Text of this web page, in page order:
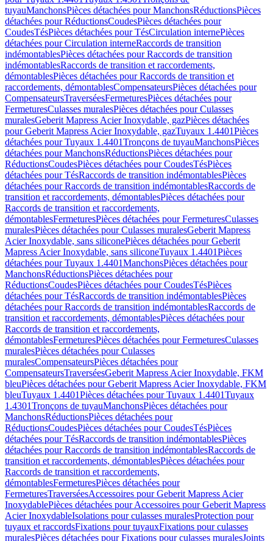
tuyauManchonsPièces détachées pour ManchonsRéductionsPièces
détachées pour RéductionsCoudesPièces détachées pour
CoudesTésPièces détachées pour TésCirculation internePièces
détachées pour Circulation interneRaccords de transition
indémontablesPièces détachées pour Raccords de transition
indémontablesRaccords de transition et raccordements,
démontablesPièces détachées pour Raccords de transition et
raccordements, démontablesCompensateursPièces détachées pour
CompensateursTraverséesFermeturesPièces détachées pour
FermeturesCulasses muralesPièces détachées pour Culasses
muralesGeberit Mapress Acier Inoxydable, gazPièces détachées
pour Geberit Mapress Acier Inoxydable, gazTuyaux 1.4401Pièces
détachées pour Tuyaux 1.4401Tronçons de tuyauManchonsPièces
détachées pour ManchonsRéductionsPièces détachées pour
RéductionsCoudesPièces détachées pour CoudesTésPièces
détachées pour TésRaccords de transition indémontablesPièces
détachées pour Raccords de transition indémontablesRaccords de
transition et raccordements, démontablesPièces détachées pour
Raccords de transition et raccordements,
démontablesFermeturesPièces détachées pour FermeturesCulasses
muralesPièces détachées pour Culasses muralesGeberit Mapress
Acier Inoxydable, sans siliconePièces détachées pour Geberit
Mapress Acier Inoxydable, sans siliconeTuyaux 1.4401Pièces
détachées pour Tuyaux 1.4401ManchonsPièces détachées pour
ManchonsRéductionsPièces détachées pour
RéductionsCoudesPièces détachées pour CoudesTésPièces
détachées pour TésRaccords de transition indémontablesPièces
détachées pour Raccords de transition indémontablesRaccords de
transition et raccordements, démontablesPièces détachées pour
Raccords de transition et raccordements,
démontablesFermeturesPièces détachées pour FermeturesCulasses
muralesPièces détachées pour Culasses
muralesCompensateursPièces détachées pour
CompensateursTraverséesGeberit Mapress Acier Inoxydable, FKM
bleuPièces détachées pour Geberit Mapress Acier Inoxydable, FKM
bleuTuyaux 1.4401Pièces détachées pour Tuyaux 1.4401Tuyaux
1.4301Tronçons de tuyauManchonsPièces détachées pour
ManchonsRéductionsPièces détachées pour
RéductionsCoudesPièces détachées pour CoudesTésPièces
détachées pour TésRaccords de transition indémontablesPièces
détachées pour Raccords de transition indémontablesRaccords de
transition et raccordements, démontablesPièces détachées pour
Raccords de transition et raccordements,
démontablesFermeturesPièces détachées pour
FermeturesTraverséesAccessoires pour Geberit Mapress Acier
InoxydablePièces détachées pour Accessoires pour Geberit Mapress
Acier InoxydableIsolations pour culasses muralesProtection pour
tuyaux et raccordsFixations pour tuyauxFixations pour culasses
muralesPièces détachées pour Fixations pour culasses muralesJoints